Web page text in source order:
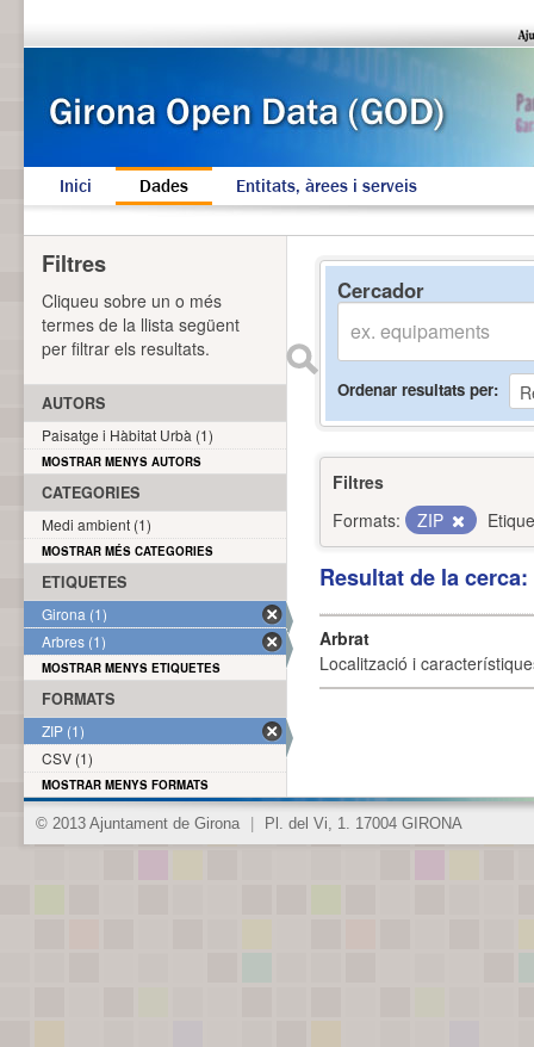
Inici Dades Entitats, àrees i serveis
Cercador
Ordenar resultats per
Filtres
Formats:
ZIP
Resultat de la
Arbrat
Localització i
Filtres
Cliqueu sobre un o més
termes de la llista següent
per filtrar els resultats.
AUTORS
Paisatge i Hàbitat Urbà (1)
MOSTRAR MENYS AUTORS
CATEGORIES
Medi ambient (1)
MOSTRAR MÉS CATEGORIES
ETIQUETES
Girona (1)
Arbres (1)
MOSTRAR MENYS ETIQUETES
FORMATS
ZIP (1)
CSV (1)
MOSTRAR MENYS FORMATS
© 2013 Ajuntament de Girona Pl. del Vi, 1. 17004 GIRONA